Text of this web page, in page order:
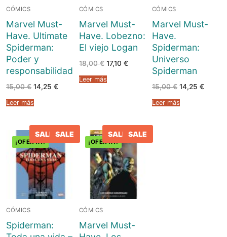
CÓMICS
Marvel Must-
Have. Ultimate
Spiderman:
Poder y
responsabilidad
15,00€ El
precio
original
era:
14,25 €El
Leer más
CÓMICS
Marvel Must-
Have. Lobezno:
El viejo Logan
18,00€ El
precio
original
era:
17,10 €El
Leer más
CÓMICS
Marvel Must-
Have.
Spiderman:
Universo
Spiderman
15,00€ El
precio
original
era:
14,25 €El
Leer más
¡OFERTA!
CÓMICS
SALE SALE
Spiderman:
¡OFERTA!
CÓMICS
SALE SALE
Marvel Must-